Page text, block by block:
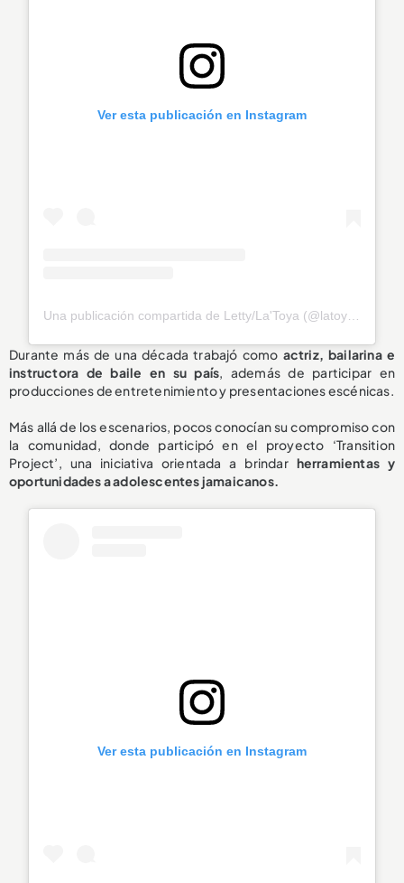
Ver esta publicación en Instagram
Durante más de una década trabajó como actriz, bailarina e
instructora de baile en su país, además de participar en
producciones de entretenimiento y presentaciones escénicas.
Más allá de los escenarios, pocos conocían su compromiso con
la comunidad, donde participó en el proyecto ‘Transition
Project’, una iniciativa orientada a brindar herramientas y
oportunidades a adolescentes jamaicanos.
Ver esta publicación en Instagram